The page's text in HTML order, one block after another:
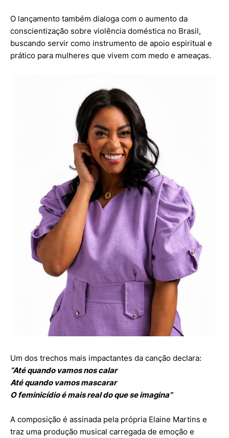
O lançamento também dialoga com o aumento da
conscientização sobre violência doméstica no Brasil,
buscando servir como instrumento de apoio espiritual e
prático para mulheres que vivem com medo e ameaças.
Um dos trechos mais impactantes da canção declara:
“Até quando vamos nos calar
Até quando vamos mascarar
O feminicídio é mais real do que se imagina”
A composição é assinada pela própria Elaine Martins e
traz uma produção musical carregada de emoção e